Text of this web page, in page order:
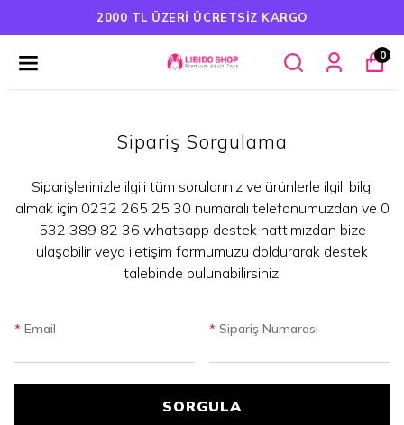
2000 TL ÜZERI ÜCRETSIZ KARGO
0
Sipariş Sorgulama
Siparişlerinizle ilgili tüm sorularınız ve ürünlerle ilgili bilgi
almak için 0232 265 25 30 numaralı telefonumuzdan ve 0
532 389 82 36 whatsapp destek hattımızdan bize
ulaşabilir veya iletişim formumuzu doldurarak destek
talebinde bulunabilirsiniz.
* Email * Sipariş Numarası
SORGULA